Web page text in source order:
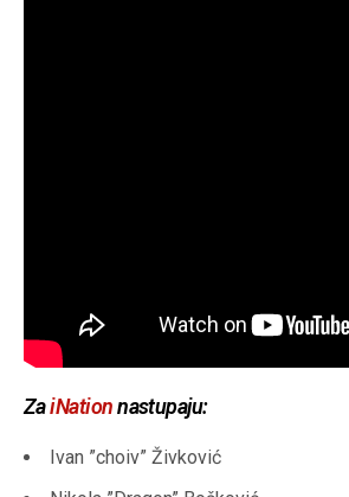
ZaiNationnastupaju:
Ivan ”choiv” Živković